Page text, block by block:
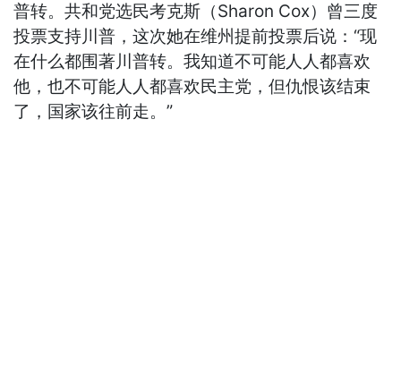
普转。共和党选民考克斯（Sharon Cox）曾三度
投票支持川普，这次她在维州提前投票后说：“现
在什么都围著川普转。我知道不可能人人都喜欢
他，也不可能人人都喜欢民主党，但仇恨该结束
了，国家该往前走。”